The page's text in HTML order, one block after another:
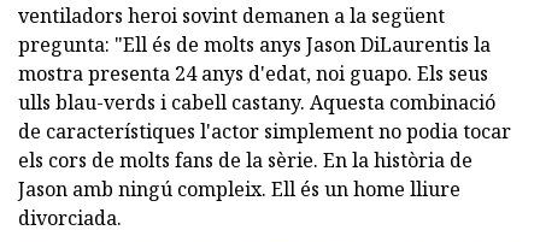
ventiladors heroi sovint demanen a la següent
pregunta: "Ell és de molts anys Jason DiLaurentis la
mostra presenta 24 anys d'edat, noi guapo. Els seus
ulls blau-verds i cabell castany. Aquesta combinació
de característiques l'actor simplement no podia tocar
els cors de molts fans de la sèrie. En la història de
Jason amb ningú compleix. Ell és un home lliure
divorciada.